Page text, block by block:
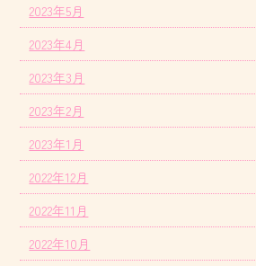
2023年5月
2023年4月
2023年3月
2023年2月
2023年1月
2022年12月
2022年11月
2022年10月